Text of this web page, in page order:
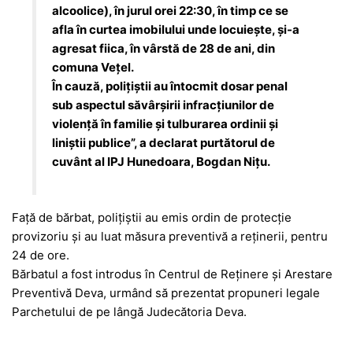
alcoolice), în jurul orei 22:30, în timp ce se
afla în curtea imobilului unde locuiește, și-a
agresat fiica, în vârstă de 28 de ani, din
comuna Vețel.
În cauză, polițiștii au întocmit dosar penal
sub aspectul săvârșirii infracțiunilor de
violență în familie și tulburarea ordinii și
liniștii publice”, a declarat purtătorul de
cuvânt al IPJ Hunedoara, Bogdan Nițu.
Față de bărbat, polițiștii au emis ordin de protecție
provizoriu și au luat măsura preventivă a reținerii, pentru
24 de ore.
Bărbatul a fost introdus în Centrul de Reținere și Arestare
Preventivă Deva, urmând să prezentat propuneri legale
Parchetului de pe lângă Judecătoria Deva.